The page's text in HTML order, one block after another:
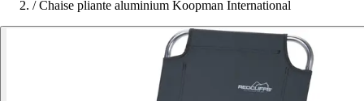
/ Chaise pliante aluminium Koopman International